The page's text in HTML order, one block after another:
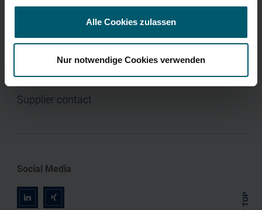
Alle Cookies zulassen
Nur notwendige Cookies verwenden
International contacts
Supplier contact
Social Media
r z TOP